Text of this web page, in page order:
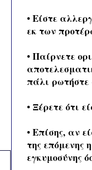
• Είστε
εκ των
• Παίρνετε
πάλι ρωτήστε
• Ξέρετε ότι
• Επίσης, αν
της επόμενης
εγκυμοσύνης